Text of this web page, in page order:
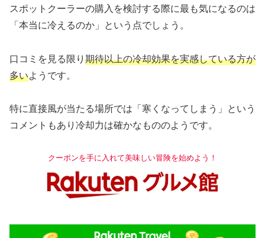
スポットクーラーの購入を検討する際に最も気になるのは
「本当に冷えるのか」という点でしょう。
口コミを見る限り期待以上の冷却効果を実感している方が
多いようです。
特に直接風が当たる場所では「寒くなってしまう」という
コメントもあり冷却力は確かなもののようです。
クーポンを手に入れて美味しい冒険を始めよう！